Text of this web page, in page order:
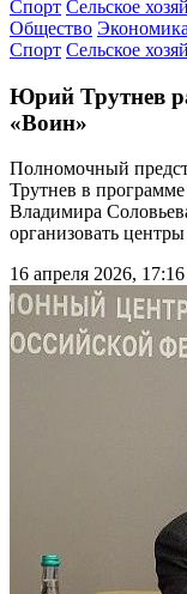
Спорт Сельское
Общество Экономика
Спорт Сельское
Юрий Трутнев
«Воин»
Полномочный
Трутнев в
Владимира
организовать
16 апреля 2026, 17:16